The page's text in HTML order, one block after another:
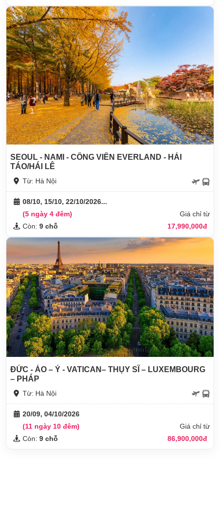
SEOUL - NAMI - CÔNG VIÊN EVERLAND - HÁI
TÁO/HÁI LÊ
Từ: Hà Nội
08/10, 15/10, 22/10/2026...
(5 ngày 4 đêm)
Giá chỉ từ
Còn: 9 chỗ 17,990,000đ
ĐỨC - ÁO – Ý - VATICAN– THỤY SĨ – LUXEMBOURG
– PHÁP
Từ: Hà Nội
20/09, 04/10/2026
(11 ngày 10 đêm)
Giá chỉ từ
Còn: 9 chỗ 86,900,000đ